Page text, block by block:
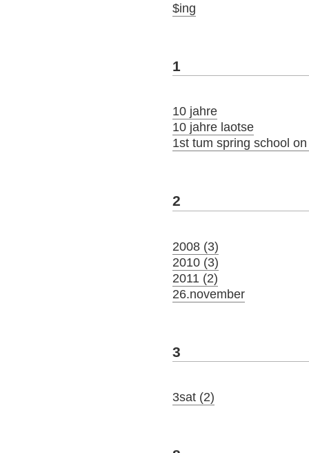
$ing
1
10 jahre
10 jahre laotse
1st tum spring school
2
2008 (3)
2010 (3)
2011 (2)
26.november
3
3sat (2)